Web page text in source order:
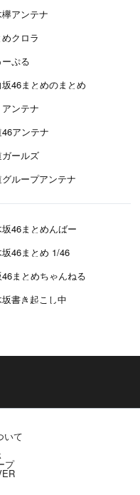
欅アンテナ
めクロラ
ぷる
坂46まとめのまとめ
ンテナ
アンテナ
ールズ
ループアンテナ
坂46まとめんばー
坂46まとめ 1/46
まとめちゃんねる
坂書き起こし中
いて
プ